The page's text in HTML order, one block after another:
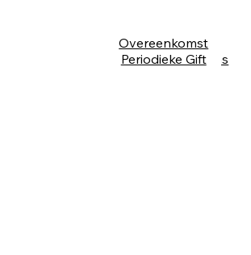
ANBI
Gegevens
Overeenkomst
Periodieke Gift